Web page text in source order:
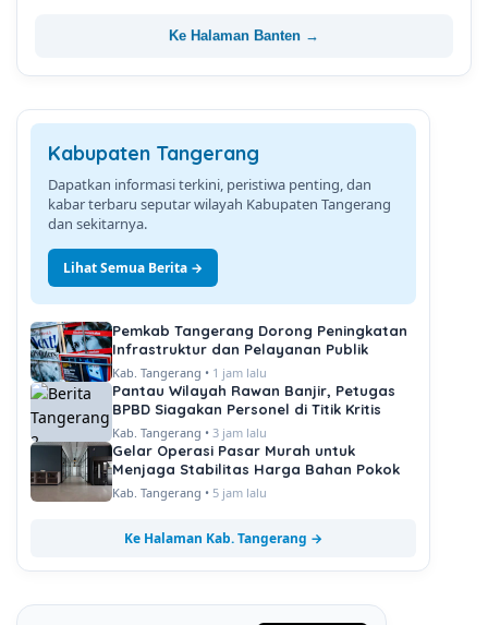
Ke Halaman Banten →
Kabupaten Tangerang
Dapatkan informasi terkini, peristiwa penting, dan
kabar terbaru seputar wilayah Kabupaten Tangerang
dan sekitarnya.
Lihat Semua Berita →
Pemkab Tangerang Dorong Peningkatan
Infrastruktur dan Pelayanan Publik
Kab. Tangerang • 1 jam lalu
Pantau Wilayah Rawan Banjir, Petugas
BPBD Siagakan Personel di Titik Kritis
Kab. Tangerang • 3 jam lalu
Gelar Operasi Pasar Murah untuk
Menjaga Stabilitas Harga Bahan Pokok
Kab. Tangerang • 5 jam lalu
Ke Halaman Kab. Tangerang →